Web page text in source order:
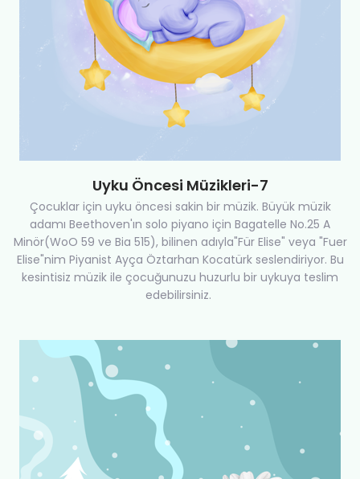
Uyku Öncesi Müzikleri-7
Çocuklar için uyku öncesi sakin bir müzik. Büyük müzik
adamı Beethoven'ın solo piyano için Bagatelle No.25 A
Minör(WoO 59 ve Bia 515), bilinen adıyla"Für Elise" veya "Fuer
Elise"nim Piyanist Ayça Öztarhan Kocatürk seslendiriyor. Bu
kesintisiz müzik ile çocuğunuzu huzurlu bir uykuya teslim
edebilirsiniz.